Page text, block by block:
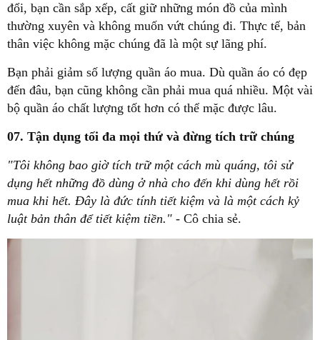
đổi, bạn cần sắp xếp, cất giữ những món đồ của mình
thường xuyên và không muốn vứt chúng đi. Thực tế, bản
thân việc không mặc chúng đã là một sự lãng phí.
Bạn phải giảm số lượng quần áo mua. Dù quần áo có đẹp
đến đâu, bạn cũng không cần phải mua quá nhiều. Một vài
bộ quần áo chất lượng tốt hơn có thể mặc được lâu.
07. Tận dụng tối đa mọi thứ và đừng tích trữ chúng
"Tôi không bao giờ tích trữ một cách mù quáng, tôi sử
dụng hết những đồ dùng ở nhà cho đến khi dùng hết rồi
mua khi hết. Đây là đức tính tiết kiệm và là một cách kỷ
luật bản thân để tiết kiệm tiền." - Cô chia sẻ.